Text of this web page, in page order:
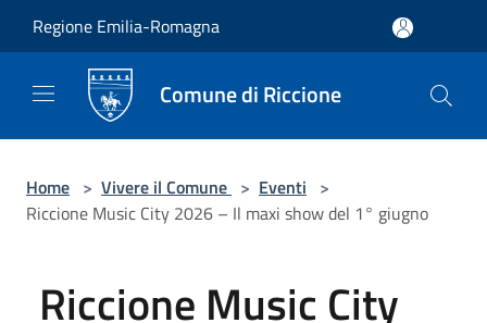
Regione Emilia-Romagna
Comune di Riccione
Home > Vivere il Comune > Eventi >
Riccione Music City 2026 – Il maxi show del 1° giugno
Riccione Music City